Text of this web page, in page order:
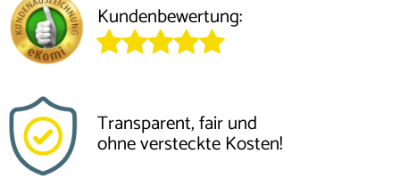
Kundenbewertung:
Transparent, fair und
ohne versteckte Kosten!